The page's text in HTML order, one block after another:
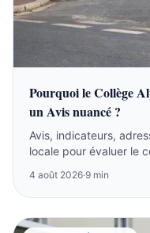
Pourquoi le Collège
un Avis nuancé ?
Avis, indicateurs,
locale pour évaluer le
4 août 2026·9 min